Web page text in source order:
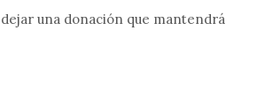
dejar una donación que mantendrá